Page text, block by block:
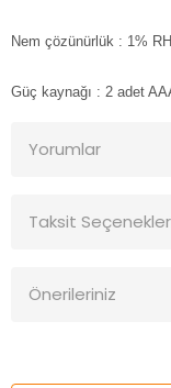
Nem çözünürlük : 1% RH
Güç kaynağı : 2 adet
Yorumlar
Taksit
Önerileriniz